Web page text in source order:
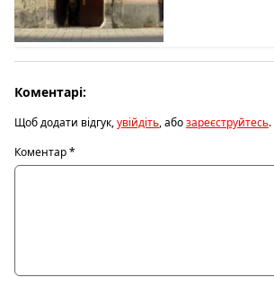
Коментарі:
Щоб додати відгук,увійдіть, абозареєструйтесь.
Коментар*